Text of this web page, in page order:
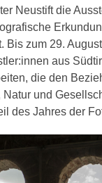
Neustift die
Bis zum 29.
aus
die den
und
des Jahres der